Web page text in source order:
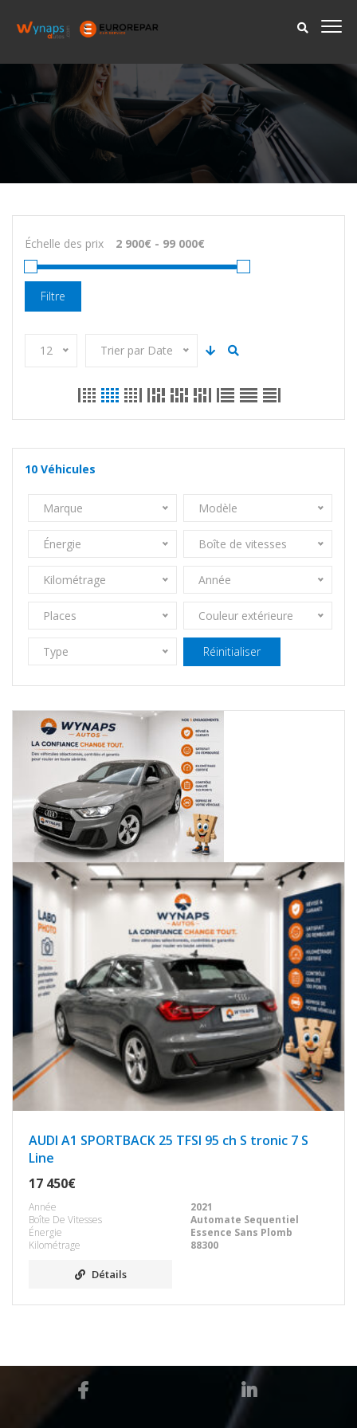
Échelle des prix
Filtre
12 Trier par Date
10 Véhicules
Marque Modèle
Énergie Boîte de vitesses
Kilométrage Année
Places Couleur extérieure
Type Réinitialiser
AUDI A1 SPORTBACK 25 TFSI 95 ch S tronic 7 S
Line
17 450€
Année
2021
Boîte De Vitesses
Automate Sequentiel
Énergie
Essence Sans Plomb
Kilométrage
88300
Détails